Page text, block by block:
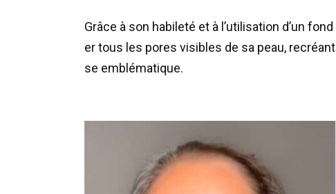
Grâce à son habileté et à ’utilisation d’un fond
ertous les pores visibles de sa peau, recréant
se emblématique.